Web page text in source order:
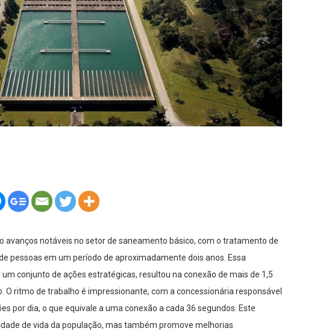
avanços notáveis no setor de saneamento básico, com o tratamento de
pessoas em um período de aproximadamente dois anos. Essa
conjunto de ações estratégicas, resultou na conexão de mais de 1,5
ritmo de trabalho é impressionante, com a concessionária responsável
por dia, o que equivale a uma conexão a cada 36 segundos. Este
de vida da população, mas também promove melhorias